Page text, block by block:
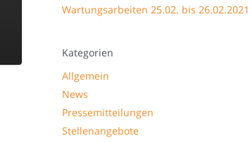
Wartungsarbeiten 25.02. bis 26.02.2021
Kategorien
Allgemein
News
Pressemitteilungen
Stellenangebote